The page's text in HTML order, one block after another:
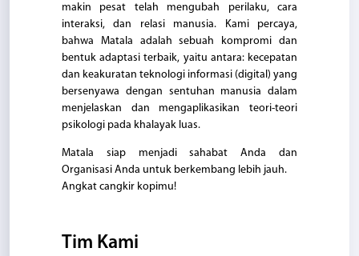
makin pesat telah mengubah perilaku, cara
interaksi, dan relasi manusia. Kami percaya,
bahwa Matala adalah sebuah kompromi dan
bentuk adaptasi terbaik, yaitu antara: kecepatan
dan keakuratan teknologi informasi (digital) yang
bersenyawa dengan sentuhan manusia dalam
menjelaskan dan mengaplikasikan teori-teori
psikologi pada khalayak luas.
Matala siap menjadi sahabat Anda dan
Organisasi Anda untuk berkembang lebih jauh.
Angkat cangkir kopimu!
Tim Kami